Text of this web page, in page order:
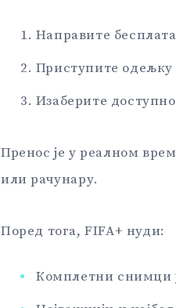
Направите
Приступите
Изаберите
Пренос је у реалном
или рачунару.
Поред тога, FIFA+ нуди:
Комплетни снимци